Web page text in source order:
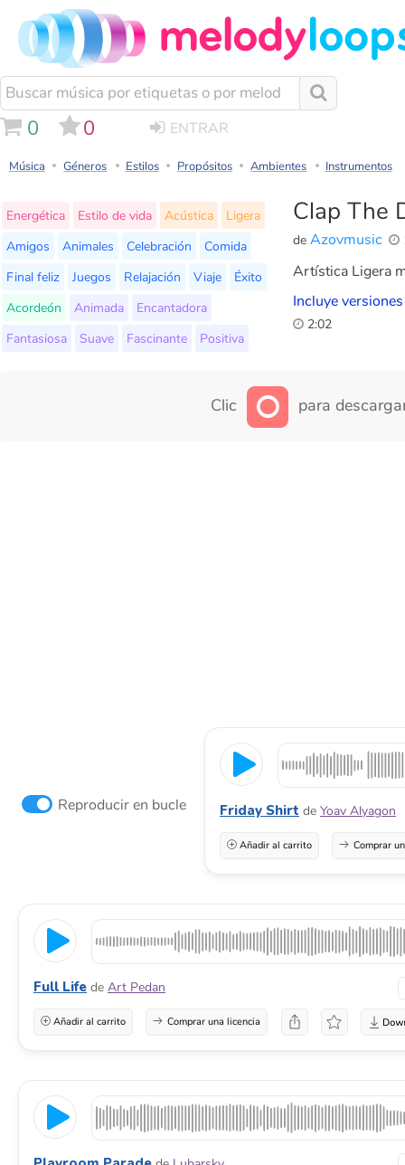
0 0 ENTRAR
Música Géneros Estilos Propósitos Ambientes Instrumentos
Clap The
de Azovmusic
Energética Estilo de vida Acústica
Ligera
Amigos
Animales Celebración
Comida
Final feliz
Juegos Relajación Viaje
Éxito
Acordeón
Animada
Encantadora
Fantasiosa
Suave Fascinante Positiva
Artística Ligera
Incluye
2:02
Clic para
Reproducir en bucle Friday Shirt de Yoav Alyagon
Añadir al carrito Comprar
Full Life de Art Pedan
Añadir al carrito Comprar una licencia